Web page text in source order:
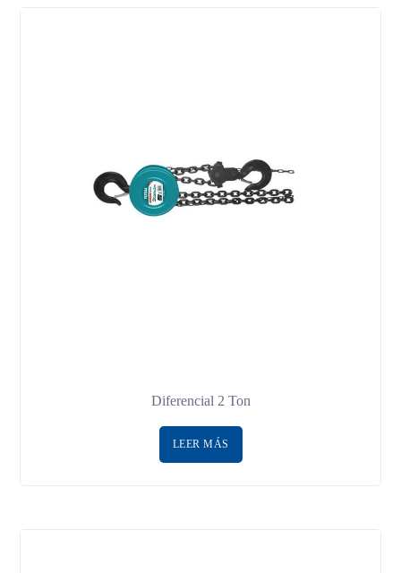
Diferencial 2 Ton
LEER MÁS